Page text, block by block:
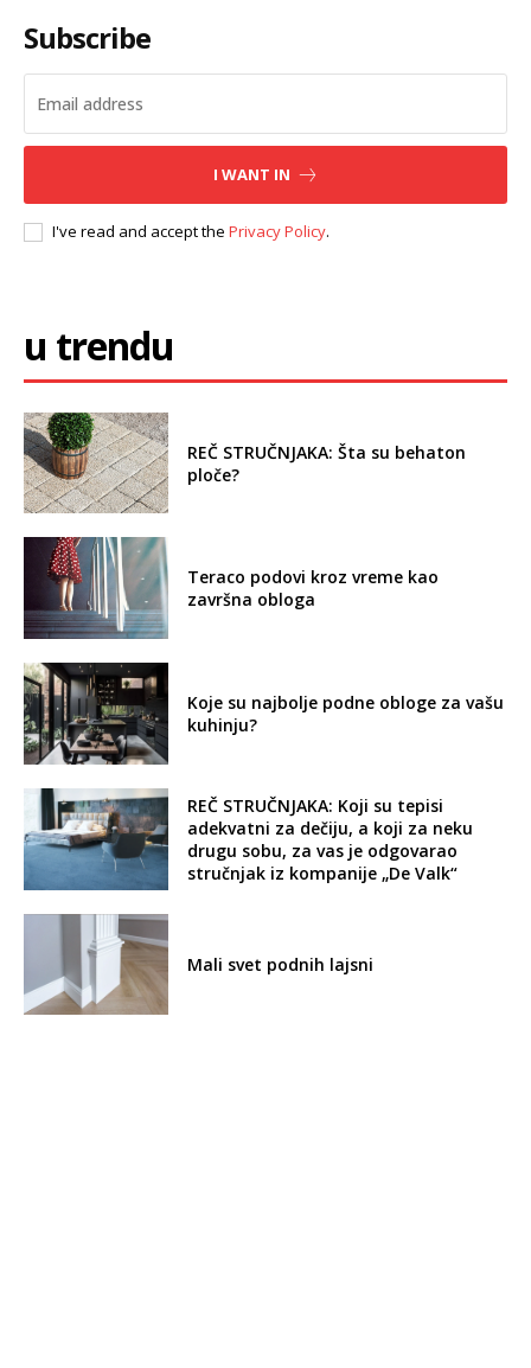
Subscribe
I WANT IN
I've read and accept the Privacy Policy.
u trendu
REČ STRUČNJAKA: Šta su behaton
ploče?
Teraco podovi kroz vreme kao
završna obloga
Koje su najbolje podne obloge za vašu
kuhinju?
REČ STRUČNJAKA: Koji su tepisi
adekvatni za dečiju, a koji za neku
drugu sobu, za vas je odgovarao
stručnjak iz kompanije „De Valk“
Mali svet podnih lajsni